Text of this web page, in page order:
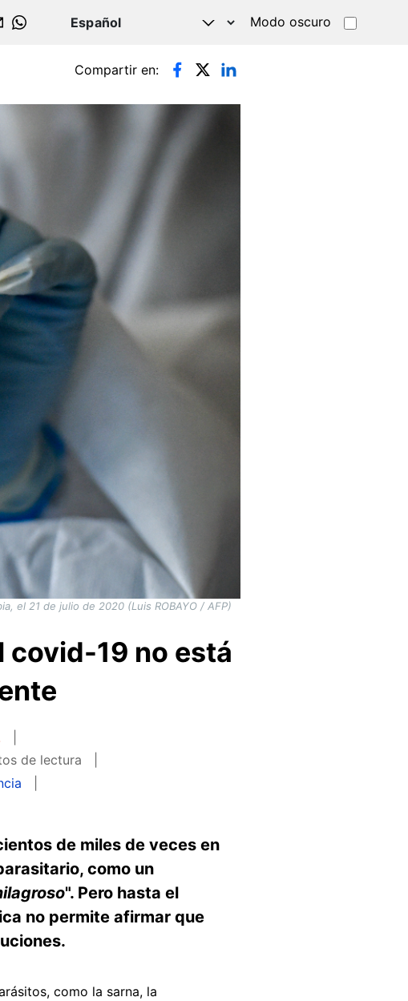
WHATSAPP
Modo oscuro
Compartir en:
el 21 de julio de 2020 (Luis ROBAYO / AFP)
covid-19 no está
de lectura
de miles de veces en
como un
". Pero hasta el
no permite afirmar que
como la sarna, la